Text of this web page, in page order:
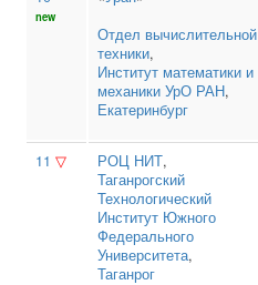
new
Отдел вычислительной
техники,
Институт математики и
механики УрО РАН,
Екатеринбург
11 ▽ РОЦ НИТ,
Таганрогский
Технологический
Институт Южного
Федерального
Университета,
Таганрог